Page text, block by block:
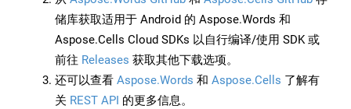
储库获取适用于 Android 的 Aspose.Words 和
Aspose.Cells Cloud SDKs 以自行编译/使用 SDK 或
前往 Releases 获取其他下载选项。
还可以查看 Aspose.Words 和 Aspose.Cells 了解有
关 REST API 的更多信息。